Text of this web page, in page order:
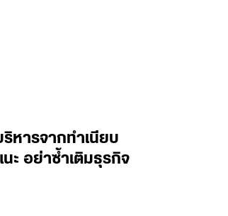
ริหารจากทำเนียบ
ะ อย่าซ้ำเติมธุรกิจ